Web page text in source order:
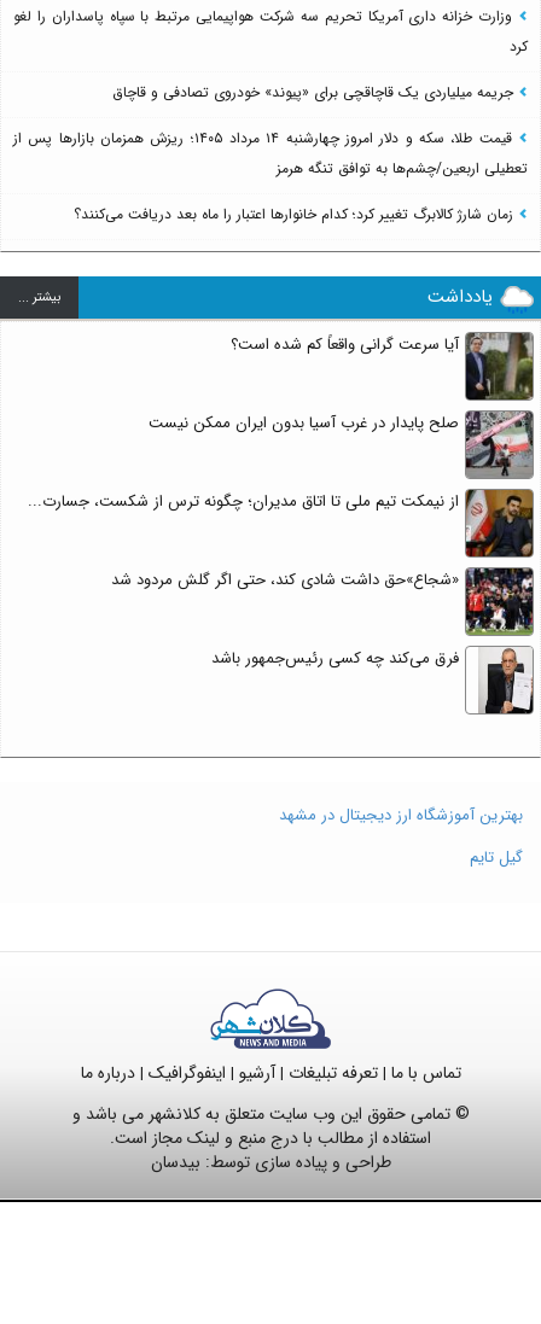
وزارت خزانه داری آمریکا تحریم سه شرکت هواپیمایی مرتبط با سپاه پاسداران را لغو
کرد
جریمه میلیاردی یک قاچاقچی برای «پیوند» خودروی تصادفی و قاچاق
قیمت طلا، سکه و دلار امروز چهارشنبه ۱۴ مرداد ۱۴۰۵؛ ریزش همزمان بازارها پس از
تعطیلی اربعین/چشم‌ها به توافق تنگه هرمز
زمان شارژ کالابرگ تغییر کرد؛ کدام خانوارها اعتبار را ماه بعد دریافت می‌کنند؟
یادداشت بيشتر ...
آیا سرعت گرانی واقعاً کم شده است؟
صلح پایدار در غرب آسیا بدون ایران ممکن نیست
از نیمکت تیم ملی تا اتاق مدیران؛ چگونه ترس از شکست، جسارت...
«شجاع»حق داشت شادی کند، حتی اگر گلش مردود شد
فرق می‌کند چه کسی رئیس‌جمهور باشد
بهترین آموزشگاه ارز دیجیتال در مشهد
گیل تایم
تماس با ما |تعرفه تبلیغات |آرشیو | اینفوگرافیک |درباره ما
© تمامی حقوق این وب سایت متعلق به کلانشهر می باشد و
استفاده از مطالب با درج منبع و لینک مجاز است.
طراحی و پیاده سازی توسط: بیدسان